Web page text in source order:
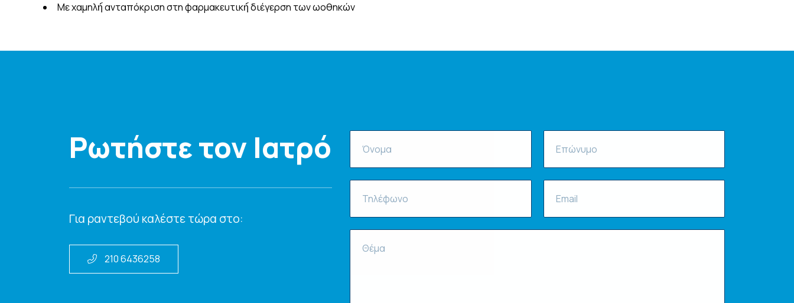
Με χαμηλή́ ανταπόκριση στη φαρμακευτική́ διέγερση των ωοθηκών
Ρωτήστε τον Ιατρό
Για ραντεβού καλέστε τώρα στο:
210 6436258